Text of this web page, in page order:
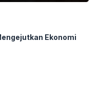
Ekonomi